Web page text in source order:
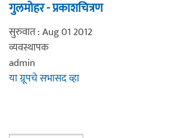
गुलमोहर - प्रकाशचित्रण
सुरुवात : Aug 01 2012
व्यवस्थापक
admin
या ग्रूपचे सभासद व्हा